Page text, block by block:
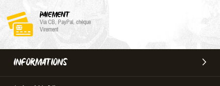
PAIEMENT
Via CB, PayPal, chèque
Virement
INFORMATIONS